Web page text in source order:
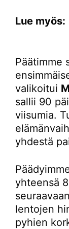
Lue myös:
Päätimme
valikoitui
sallii 90
viisumia.
yhdestä
yhteensä
lentojen
pyhien